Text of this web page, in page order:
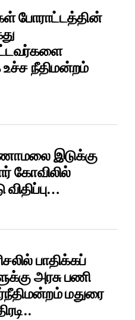
போராட்டத்தின்
உச்ச நீதிமன்றம்
இடுக்கு
கோவிலில்
விதிப்பு…
பாதிக்கப்
அரசு பணி
மதுரை